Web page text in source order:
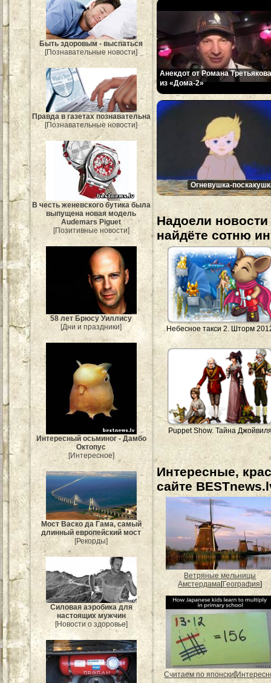
Быть здоровым - выспаться
[Познавательные новости]
Правда в газетах познавательна
[Познавательные новости]
В честь женевского бутика была
выпущена новая модель
Audemars Piguet
[Позитивные новости]
58 лет Брюсу Уиллису
[Дни и праздники]
Интересный осьминог - Дамбо
Октопус
[Интересное]
Мост Васко да Гама, самый
длинный европейский мост
[Рекорды]
Силовая аэробика для
настоящих мужчин
[Новости о здоровье]
Анекдот от Романа Третьякова
из «Дома-2»
Огневушка-
Надоели
найдёте сотню
Небесное такси 2. Шторм
Puppet Show. Тайна
Интересные,
сайте
Ветряные мельницы
Амстердама[География]
Считаем по японски [